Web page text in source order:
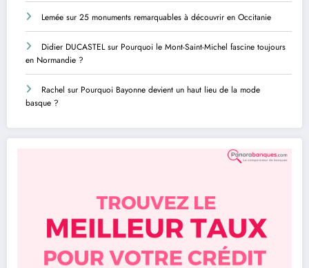
Lemée sur 25 monuments remarquables à découvrir en Occitanie
Didier DUCASTELsur Pourquoi le Mont-Saint-Michel fascine toujours
en Normandie ?
Rachel sur Pourquoi Bayonne devient un haut lieu de la mode
basque ?